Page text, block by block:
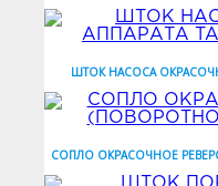
ШТОК НАСОСА
СОПЛО ОКРАСОЧНОЕ